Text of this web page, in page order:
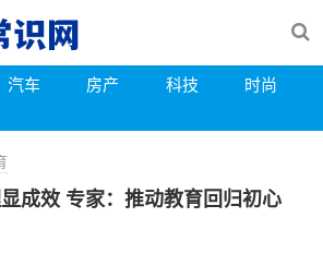
汽车 房产 科技
时尚
成效 专家：推动教育回归初心